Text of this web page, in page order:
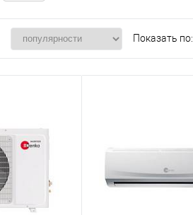
Показать по: